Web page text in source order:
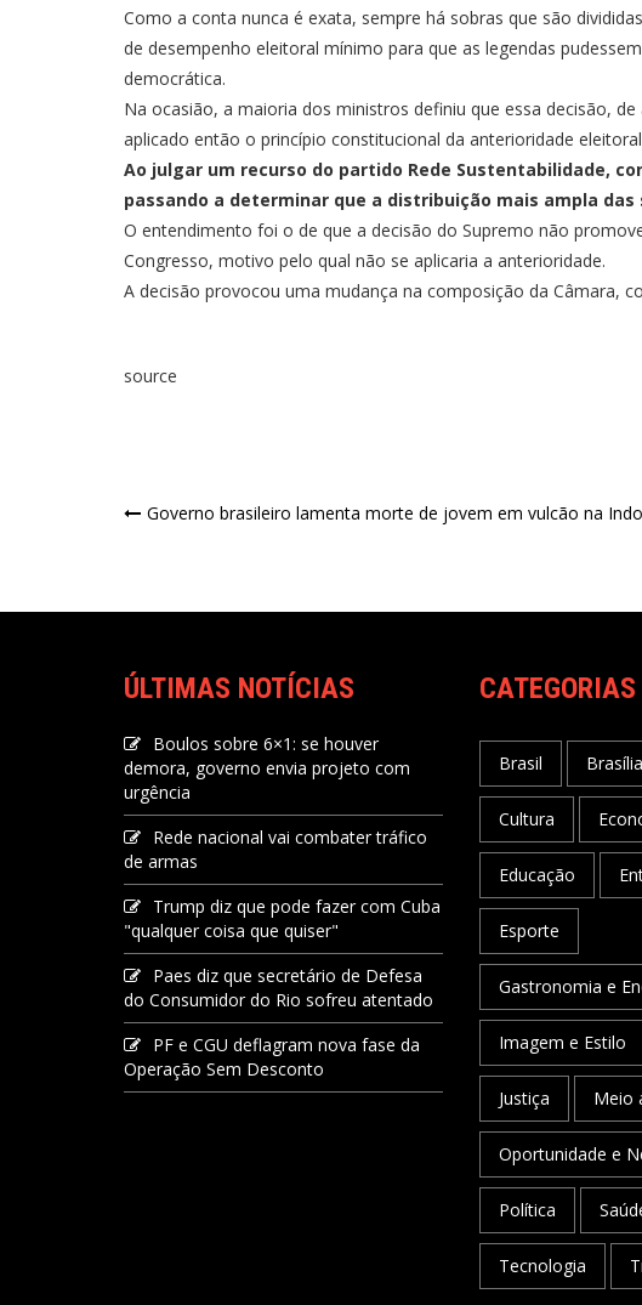
Como a conta nunca é exata, sempre há sobras que são
de desempenho eleitoral mínimo para que as legendas
democrática.
Na ocasião, a maioria dos ministros definiu que essa decisão,
aplicado então o princípio constitucional da anterioridade
Ao julgar um recurso do partido Rede Sustentabilidade,
passando a determinar que a distribuição mais ampla
O entendimento foi o de que a decisão do Supremo não
Congresso, motivo pelo qual não se aplicaria a anterioridade.
A decisão provocou uma mudança na composição da Câmara,
source
Governo brasileiro lamenta morte de jovem em vulcão na
ÚLTIMAS NOTÍCIAS
Boulos sobre 6×1: se houver
demora, governo envia projeto com
urgência
Rede nacional vai combater tráfico
de armas
Trump diz que pode fazer com Cuba
"qualquer coisa que quiser"
Paes diz que secretário de Defesa
do Consumidor do Rio sofreu atentado
PF e CGU deflagram nova fase da
Operação Sem Desconto
CATEGORIAS
Brasil Brasília
Cultura
Educação
Esporte
Gastronomia e
Imagem e Estilo
Justiça Meio
Oportunidade e
Política
Tecnologia